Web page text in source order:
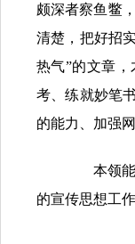
颇深者察鱼鳖
清楚，把好招
热气”的文章
考、练就妙笔
的能力、加强
本领能力
的宣传思想工